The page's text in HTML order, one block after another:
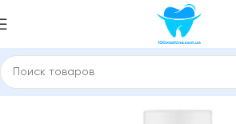
гигиены полости рта